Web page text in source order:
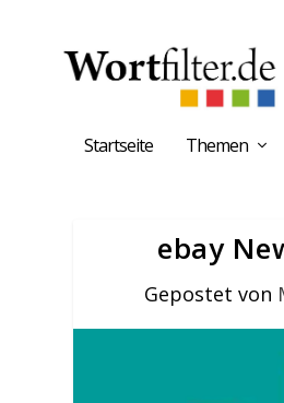
Startseite Themen
ebay
Gepostet von